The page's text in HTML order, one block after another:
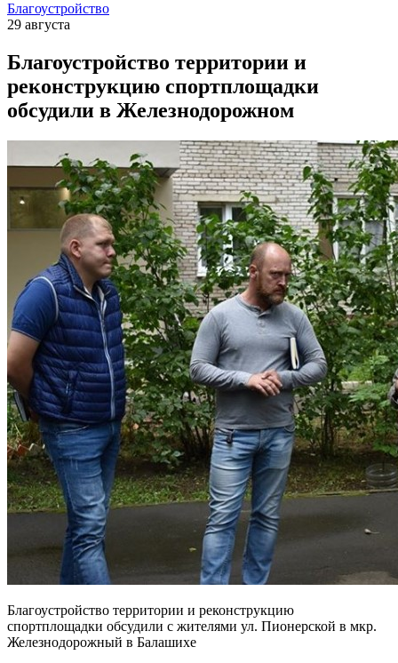
Благоустройство
29 августа
Благоустройство территории и
реконструкцию спортплощадки
обсудили в Железнодорожном
Благоустройство территории и реконструкцию
спортплощадки обсудили с жителями ул. Пионерской в мкр.
Железнодорожный в Балашихе